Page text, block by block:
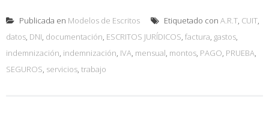
Publicada en Modelos de Escritos Etiquetado con A.R.T, CUIT,
datos, DNI, documentación, ESCRITOS JURÍDICOS, factura, gastos,
indemnización, indemnización, IVA, mensual, montos, PAGO, PRUEBA,
SEGUROS, servicios, trabajo